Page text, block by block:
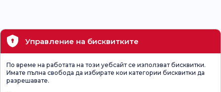
Управление на бисквитките
По време на работата на този уебсайт се използват бисквитки.
Имате пълна свобода да избирате кои категории бисквитки да
разрешавате.